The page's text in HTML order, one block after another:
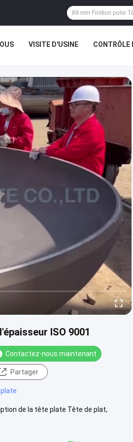
VISITE D'USINE CONTRÔLE
ISO 9001
Contactez-nous maintenant
Partager
de la tête plate Tête de plat,